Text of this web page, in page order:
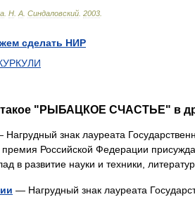
Н А Синдаловский 2003
сделать НИР
такое "РЫБАЦКОЕ СЧАСТЬЕ" в
Нагрудный знак лауреата
премия Российской Федерации
в развитие науки и техники,
— Нагрудный знак лауреата